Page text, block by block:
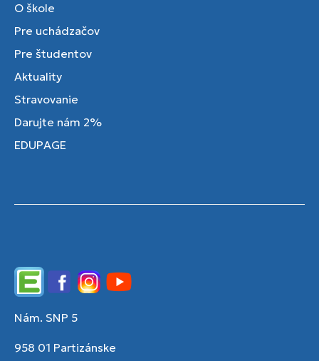
O škole
Pre uchádzačov
Pre študentov
Aktuality
Stravovanie
Darujte nám 2%
EDUPAGE
EdupageFacebookInstagram
YouTube
Nám. SNP 5
958 01 Partizánske